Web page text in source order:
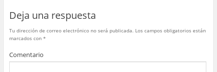
o
k
Deja una respuesta
Tu dirección de correo electrónico no será publicada. Los campos obligatorios están
marcados con *
Comentario